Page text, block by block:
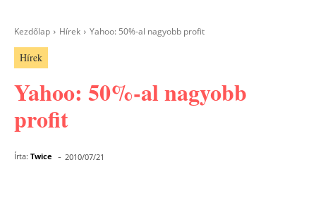
Kezdőlap Hírek Yahoo: 50%-al nagyobb profit
Hírek
Yahoo: 50%-al nagyobb
profit
Írta: Twice - 2010/07/21